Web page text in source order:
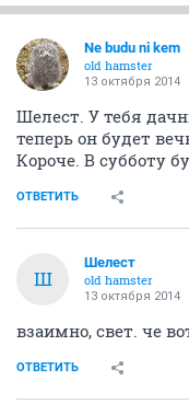
Ne budu ni kem
old hamster
13 октября 2014
Шелест. У тебя
теперь он будет
Короче. В субботу
ОТВЕТИТЬ
Ш
Шелест
old hamster
13 октября 2014
взаимно, свет. че
ОТВЕТИТЬ